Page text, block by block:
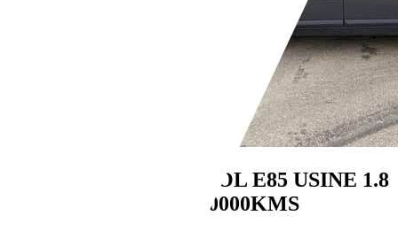
ETHANOL E85 USINE 1.8
F FLEXIFUEL 150000KMS